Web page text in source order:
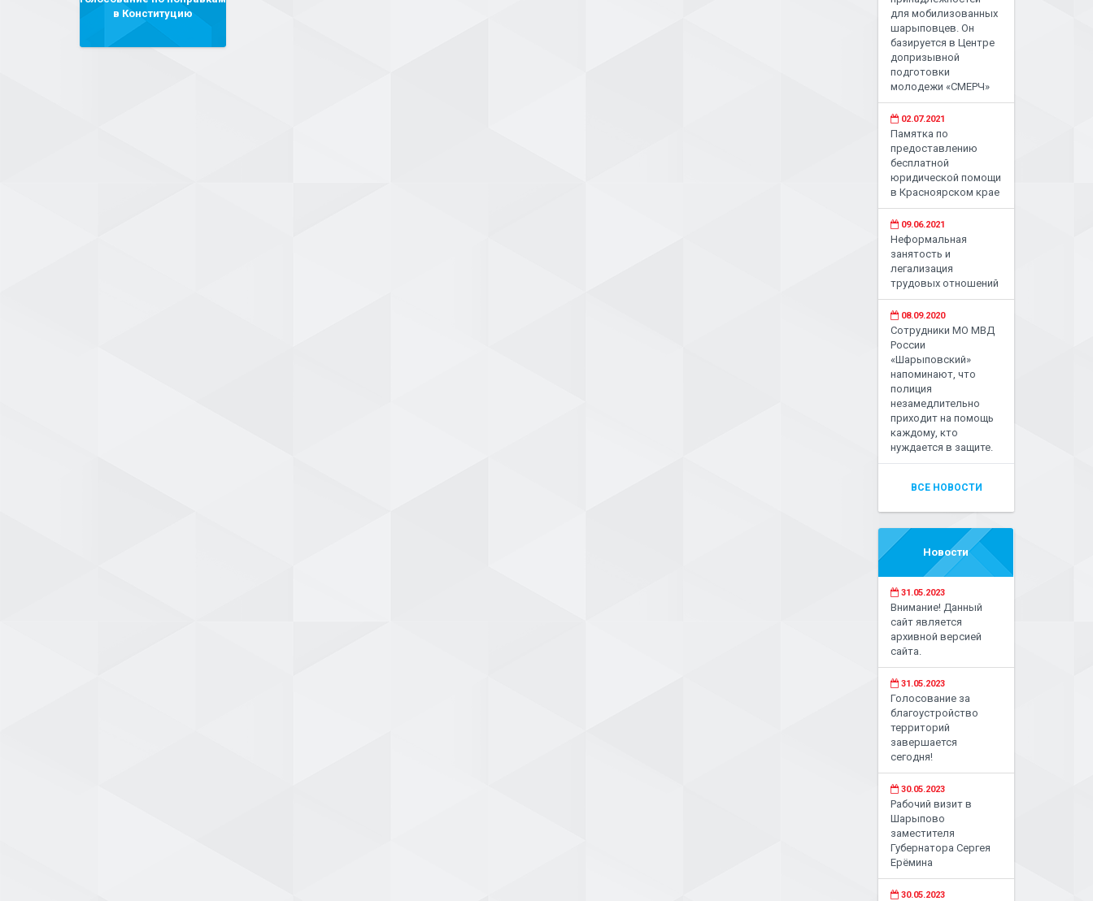
в Конституцию
для мобилизованных
шарыповцев. Он
базируется в Центре
допризывной
подготовки
молодежи «СМЕРЧ»
02.07.2021
Памятка по
предоставлению
бесплатной
юридической помощи
в Красноярском крае
09.06.2021
Неформальная
занятость и
легализация
трудовых отношений
08.09.2020
Сотрудники МО МВД
России
«Шарыповский»
напоминают, что
полиция
незамедлительно
приходит на помощь
каждому, кто
нуждается в защите.
ВСЕ НОВОСТИ
Новости
31.05.2023
Внимание! Данный
сайт является
архивной версией
сайта.
31.05.2023
Голосование за
благоустройство
территорий
завершается
сегодня!
30.05.2023
Рабочий визит в
Шарыпово
заместителя
Губернатора Сергея
Ерёмина
30.05.2023